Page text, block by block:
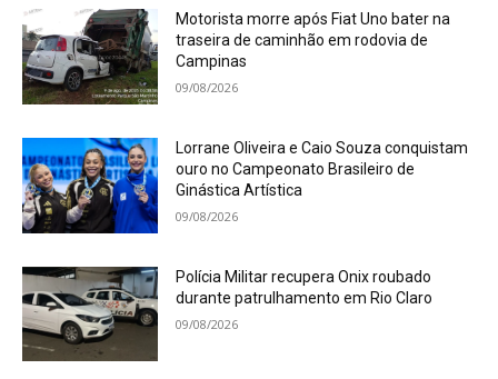
Motorista morre após Fiat Uno bater na
traseira de caminhão em rodovia de
Campinas
09/08/2026
Lorrane Oliveira e Caio Souza conquistam
ouro no Campeonato Brasileiro de
Ginástica Artística
09/08/2026
Polícia Militar recupera Onix roubado
durante patrulhamento em Rio Claro
09/08/2026